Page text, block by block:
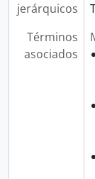
jerárquicos
Términos
asociados